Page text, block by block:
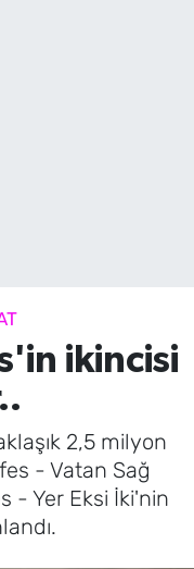
ikincisi
2,5 milyon
- Vatan Sağ
- Yer Eksi İki'nin